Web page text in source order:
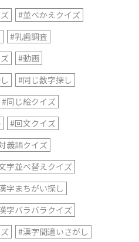
#並べかえクイズ
#乳歯調査
#動画
#同じ数字探し
#同じ絵クイズ
#回文クイズ
義語クイズ
字並べ替えクイズ
字まちがい探し
字バラバラクイズ
#漢字間違いさがし